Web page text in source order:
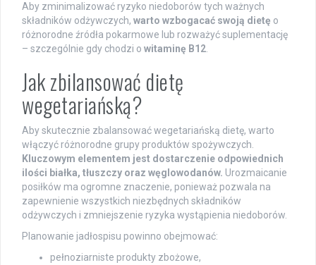
Aby zminimalizować ryzyko niedoborów tych ważnych
składników odżywczych, warto wzbogacać swoją dietę o
różnorodne źródła pokarmowe lub rozważyć suplementację
– szczególnie gdy chodzi o witaminę B12
Jak zbilansować dietę
wegetariańską?
Aby skutecznie zbalansować wegetariańską dietę, warto
włączyć różnorodne grupy produktów spożywczych.
Kluczowym elementem jest dostarczenie odpowiednich
ilości białka, tłuszczy oraz węglowodanów. Urozmaicanie
posiłków ma ogromne znaczenie, ponieważ pozwala na
zapewnienie wszystkich niezbędnych składników
odżywczych i zmniejszenie ryzyka wystąpienia niedoborów.
Planowanie jadłospisu powinno obejmować:
pełnoziarniste produkty zbożowe,